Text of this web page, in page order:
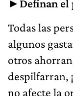
►Definan el
Todas las
algunos
otros
despilfarran,
no afecte la